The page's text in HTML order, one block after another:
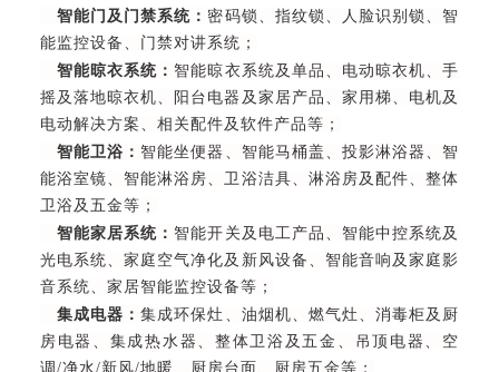
智能门及门禁系统： 密码锁、指纹锁、人脸识别锁、智
能监控设备、门禁对讲系统；
智能晾衣系统： 智能晾衣系统及单品、电动晾衣机、手
摇及落地晾衣机、阳台电器及家居产品、家用梯、电机及
电动解决方案、相关配件及软件产品等；
智能卫浴： 智能坐便器、智能马桶盖、投影淋浴器、智
能浴室镜、智能淋浴房、卫浴洁具、淋浴房及配件、整体
卫浴及五金等；
智能家居系统： 智能开关及电工产品、智能中控系统及
光电系统、家庭空气净化及新风设备、智能音响及家庭影
音系统、家居智能监控设备等；
集成电器：集成环保灶、油烟机、燃气灶、消毒柜及厨
房电器、集成热水器、整体卫浴及五金、吊顶电器、空
调/净水/新风/地暖、厨房台面、厨房五金等；